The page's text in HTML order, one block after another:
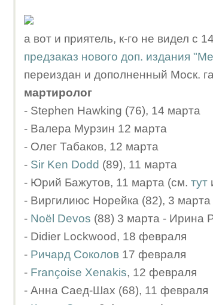
а вот и приятель, к-го не видел с
предзаказ нового доп. издания
переиздан и дополненный Моск.
мартиролог
- Stephen Hawking (76), 14 марта
- Валера Мурзин 12 марта
- Олег Табаков, 12 марта
- Sir Ken Dodd (89), 11 марта
- Юрий Бажутов, 11 марта (см. тут
- Виргилиюс Норейка (82), 3 марта
- Noël Devos (88) 3 марта - Ирина
- Didier Lockwood, 18 февраля
- Ричард Соколов 17 февраля
- Françoise Xenakis, 12 февраля
- Анна Саед-Шах (68), 11 февраля